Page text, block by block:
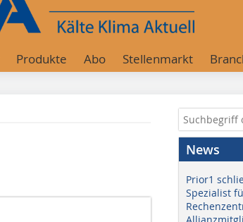
Produkte Abo Stellenmarkt
News
Prior1
Spezialist